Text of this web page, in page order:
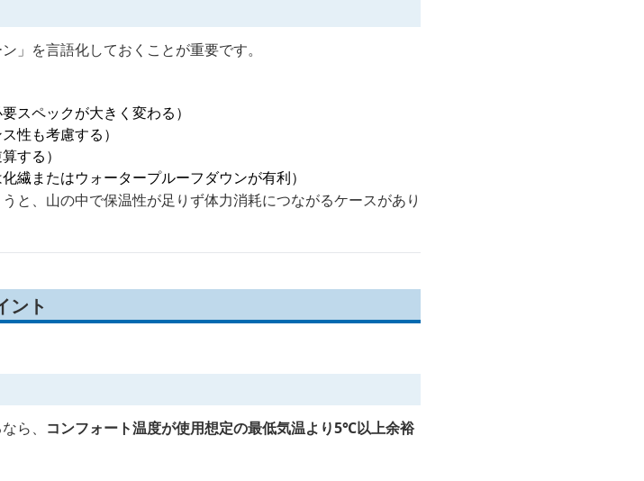
」を言語化しておくことが重要です。
スペックが大きく変わる）
性も考慮する）
する）
繊またはウォータープルーフダウンが有利）
と、山の中で保温性が足りず体力消耗につながるケースがあり
ント
ら、 コンフォート温度が使用想定の最低気温より5℃以上余裕